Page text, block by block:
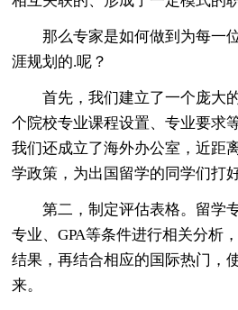
那么专家是如何做到为每一位
涯规划的.呢？
首先，我们建立了一个庞大
个院校专业课程设置、专业要求
我们还成立了海外办公室，近距
学政策，为出国留学的同学们打
第二，制定评估表格。留学专
专业、GPA等条件进行相关分析
结果，再结合相应的国际热门，
来。